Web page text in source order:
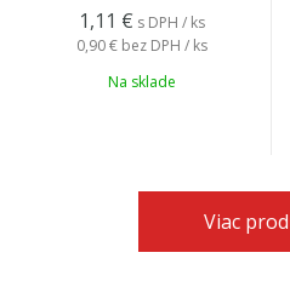
1,11 € s DPH / ks
0,90 € bez DPH / ks
Na sklade
Viac